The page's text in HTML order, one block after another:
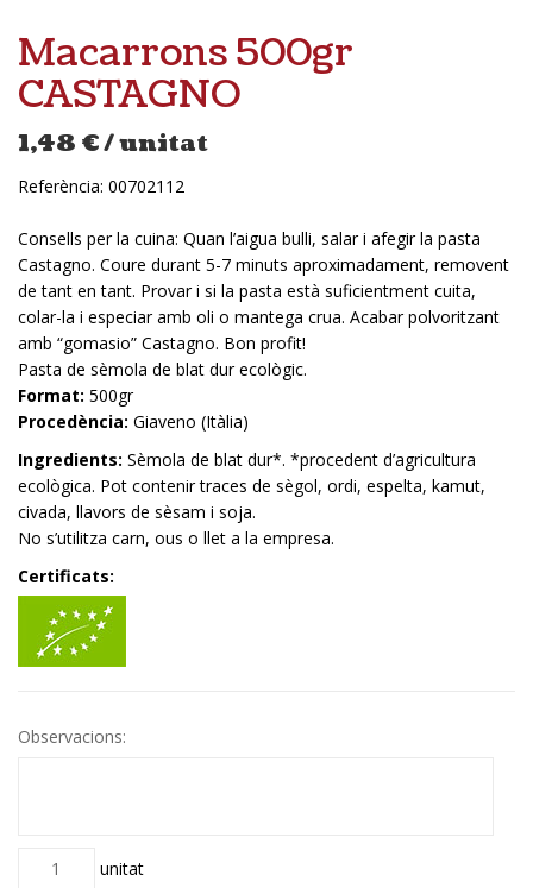
Macarrons 500gr
CASTAGNO
1,48 €/ unitat
Referència: 00702112
Consells per la cuina: Quan l’aigua bulli, salar i afegir la pasta
Castagno. Coure durant 5-7 minuts aproximadament, removent
de tant en tant. Provar i si la pasta està suficientment cuita,
colar-la i especiar amb oli o mantega crua. Acabar polvoritzant
amb “gomasio” Castagno. Bon profit!
Pasta de sèmola de blat dur ecològic.
Format: 500gr
Procedència: Giaveno (Itàlia)
Ingredients: Sèmola de blat dur*. *procedent d’agricultura
ecològica. Pot contenir traces de sègol, ordi, espelta, kamut,
civada, llavors de sèsam i soja.
No s’utilitza carn, ous o llet a la empresa.
Certificats:
Observacions:
Quantitat unitat